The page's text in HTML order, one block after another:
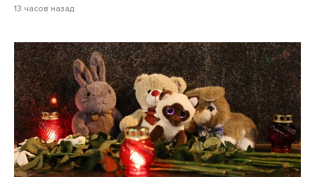
13 часов назад